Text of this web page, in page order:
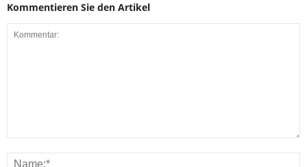
Kommentieren Sie den Artikel